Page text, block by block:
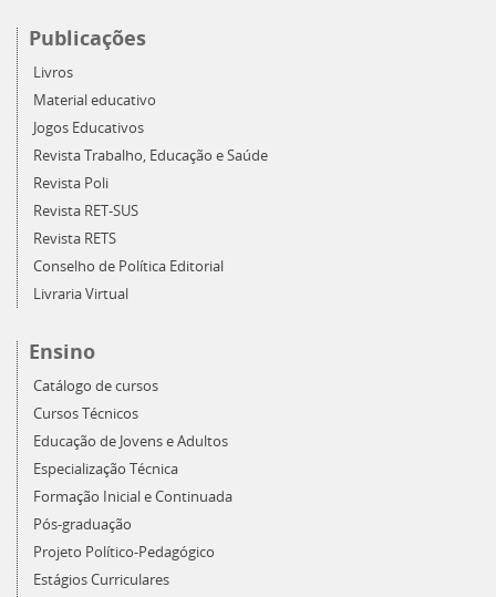
Publicações
Livros
Material educativo
Jogos Educativos
Revista Trabalho, Educação e Saúde
Revista Poli
Revista RET-SUS
Revista RETS
Conselho de Política Editorial
Livraria Virtual
Ensino
Catálogo de cursos
Cursos Técnicos
Educação de Jovens e Adultos
Especialização Técnica
Formação Inicial e Continuada
Pós-graduação
Projeto Político-Pedagógico
Estágios Curriculares